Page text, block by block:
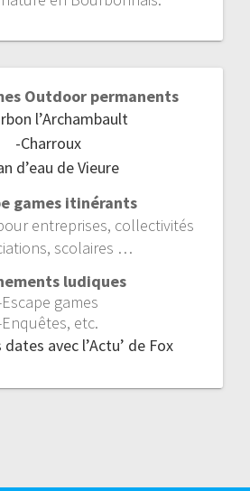
Outdoor permanents
l’Archambault
-Charroux
d’eau de Vieure
games itinérants
entreprises, collectivités
scolaires …
ludiques
games
etc.
dates avec l’Actu’ de Fox